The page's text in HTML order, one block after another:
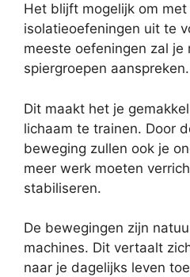
Het blijft mogelijk om
isolatieoefeningen uit te
meeste oefeningen zal je
spiergroepen aanspreken.
Dit maakt het je
lichaam te trainen. Door
beweging zullen ook je
meer werk moeten
stabiliseren.
De bewegingen zijn
machines. Dit vertaalt
naar je dagelijks leven